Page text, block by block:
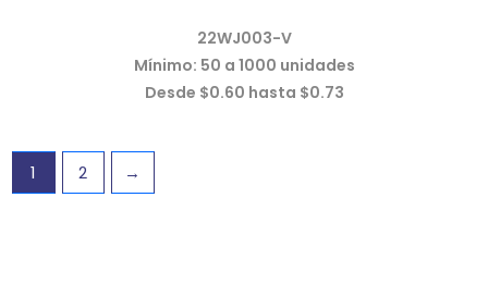
22WJ003-V
Mínimo: 50 a 1000 unidades
Desde $0.60 hasta $0.73
1 2 →